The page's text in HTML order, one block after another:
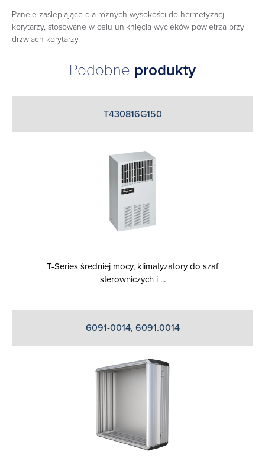
Panele zaślepiające dla różnych wysokości do hermetyzacji
korytarzy, stosowane w celu uniknięcia wycieków powietrza przy
drzwiach korytarzy.
Podobne produkty
T430816G150
T-Series średniej mocy, klimatyzatory do szaf
sterowniczych i ...
6091-0014, 6091.0014